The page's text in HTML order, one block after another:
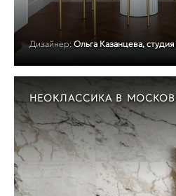
Дизайнер: Ольга Казанцева,
НЕОКЛАССИКА В